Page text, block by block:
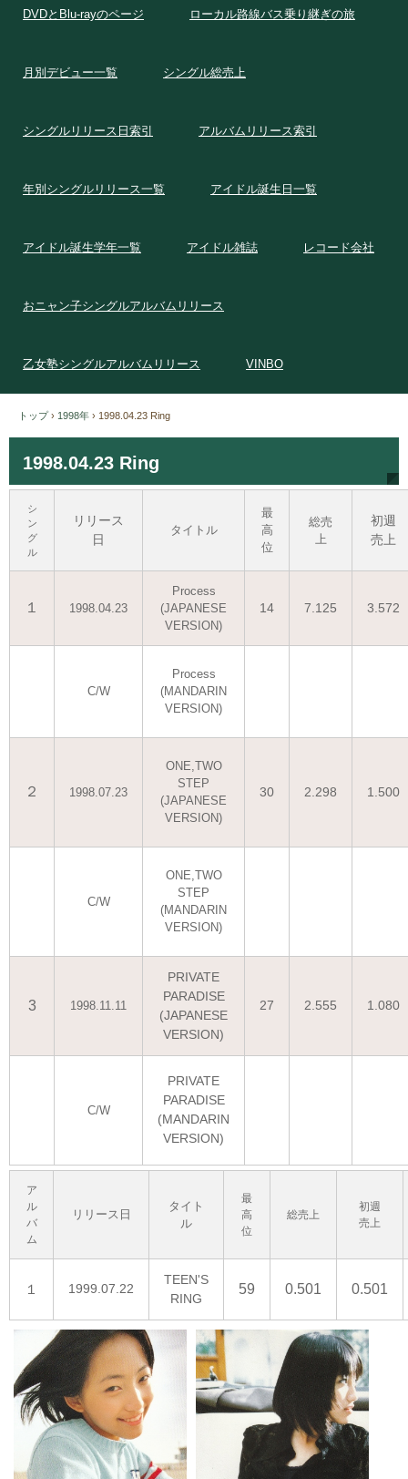
DVDとBlu-rayのページ ローカル路線バス乗り継ぎの旅
月別デビュー一覧 シングル総売上
シングルリリース日索引 アルバムリリース索引
年別シングルリリース一覧 アイドル誕生日一覧
アイドル誕生学年一覧 アイドル雑誌 レコード会社
おニャン子シングルアルバムリリース
乙女塾シングルアルバムリリース VINBO
トップ › 1998年 › 1998.04.23 Ring
1998.04.23 Ring
シ
ン
グ
ル
リリース
日
タイトル
最
高
位
総売
上
初週
売上
１ 1998.04.23
Process
(JAPANESE
VERSION)
14 7.125 3.572
C/W
Process
(MANDARIN
VERSION)
２ 1998.07.23
ONE,TWO
STEP
(JAPANESE
VERSION)
30 2.298 1.500
C/W
ONE,TWO
STEP
(MANDARIN
VERSION)
3 1998.11.11
PRIVATE
PARADISE
(JAPANESE
VERSION)
27 2.555 1.080
C/W
PRIVATE
PARADISE
(MANDARIN
VERSION)
ア
ル
バ
ム
リリース日
タイト
ル
最
高
位
総売上
初週
売上
１ 1999.07.22
TEEN'S
RING
59 0.501 0.501